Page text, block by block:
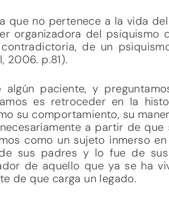
que no pertenece a la vida
organizadora del psiquismo
de un
2006. p.81).
paciente, y
es retroceder en la
su comportamiento, su
a partir de que
como un sujeto inmerso
sus padres y lo fue de sus
de aquello que ya se ha
de que carga un legado.